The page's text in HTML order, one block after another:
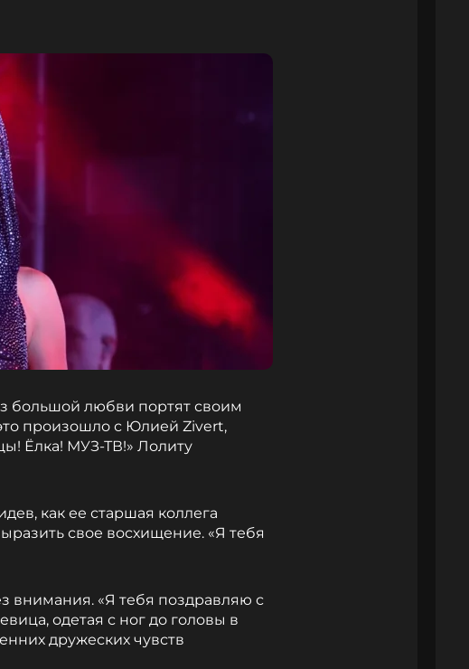
большой любви портят своим
произошло с Юлией Zivert,
Ёлка! МУЗ-ТВ!» Лолиту
как ее старшая коллега
свое восхищение. «Я тебя
внимания. «Я тебя поздравляю с
одетая с ног до головы в
дружеских чувств